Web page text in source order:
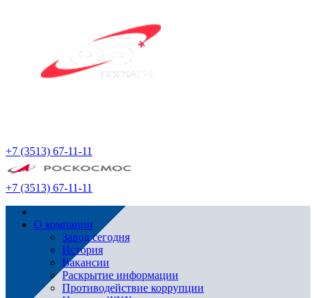
+7 (3513) 67-11-11
+7 (3513) 67-11-11
О компании
Завод сегодня
История
Вакансии
Раскрытие информации
Противодействие коррупции